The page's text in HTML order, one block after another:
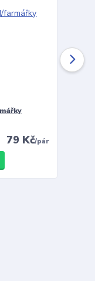
79 Kč/pár